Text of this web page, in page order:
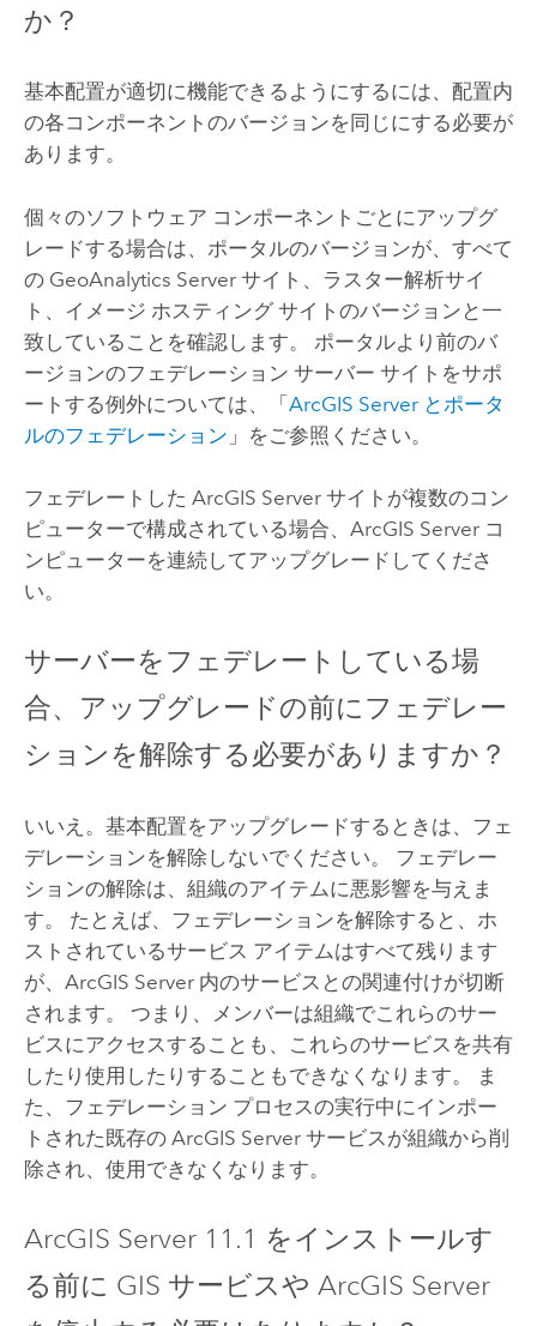
か？
基本配置が適切に機能できるようにするには、配置内
の各コンポーネントのバージョンを同じにする必要が
あります。
個々のソフトウェア コンポーネントごとにアップグ
レードする場合は、ポータルのバージョンが、すべて
の GeoAnalytics Serverサイト、ラスター解析サイ
ト、イメージ ホスティング サイトのバージョンと一
致していることを確認します。 ポータルより前のバ
ージョンのフェデレーション サーバー サイトをサポ
ートする例外については、「ArcGIS Serverとポータ
ルのフェデレーション 」をご参照ください。
フェデレートした ArcGIS Serverサイトが複数のコン
ピューターで構成されている場合、 ArcGIS Serverコ
ンピューターを連続してアップグレードしてくださ
い。
サーバーをフェデレートしている場
合、アップグレードの前にフェデレー
ションを解除する必要がありますか？
いいえ。基本配置をアップグレードするときは、フェ
デレーションを解除しないでください。 フェデレー
ションの解除は、組織のアイテムに悪影響を与えま
す。 たとえば、フェデレーションを解除すると、ホ
ストされているサービス アイテムはすべて残ります
が、 ArcGIS Server内のサービスとの関連付けが切断
されます。 つまり、メンバーは組織でこれらのサー
ビスにアクセスすることも、これらのサービスを共有
したり使用したりすることもできなくなります。 ま
た、フェデレーション プロセスの実行中にインポー
トされた既存の ArcGIS Serverサービスが組織から削
除され、使用できなくなります。
ArcGIS Server 11.1 をインストールす
る前に GIS サービスや ArcGIS Server